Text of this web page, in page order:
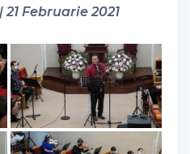
Februarie 2021